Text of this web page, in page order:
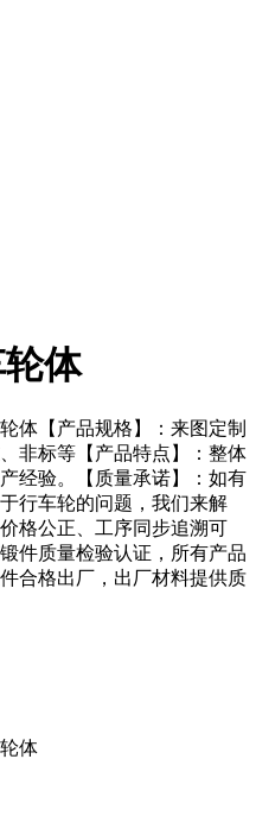
体
体【产品规格】：来图定制
非标等【产品特点】：整体
经验。【质量承诺】：如有
行车轮的问题，我们来解
格公正、工序同步追溯可
件质量检验认证，所有产品
合格出厂，出厂材料提供质
体